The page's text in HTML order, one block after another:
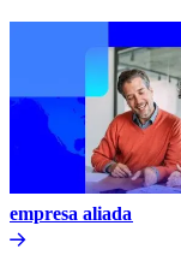
empresa aliada​​